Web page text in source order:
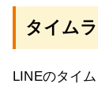
タイム
LINEのタイ